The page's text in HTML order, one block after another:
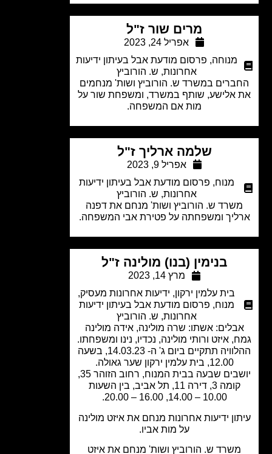
מרים שור ז"ל
אפריל 24, 2023
מנוחה
פרסום מודעת אבל בעיתון ידיעות
אחרונות,ש. הורוביץ
במשרד ש. הורוביץ ושות' מנחמים
אלישע, שותף במשרד, ומשפחת שור על
מות אם המשפחה.
שלמה ארליך ז"ל
אפריל 9, 2023
מנוח,
פרסום מודעת אבל בעיתון ידיעות
אחרונות,ש. הורוביץ
ש. הורוביץ ושות' מנחם את דפנה
ומשפחתה על פטירת אבי המשפחה.
בנימין (בנו) מולינה ז"ל
מרץ 14, 2023
בית עלמין ירקון,ידיעות אחרונות מעסיק,
מנוח,
פרסום מודעת אבל בעיתון ידיעות
אחרונות,ש. הורוביץ
אשתו: שרה מולינה, אידה מולינה
איזט ורותי מולינה, נכדיו, נינו ומשפחתו.
ההלוויה תתקיים ביום ג' ה- 14.03.23, בשעה
יושבים שבעה בבית המנוח, רחוב הזוהר 35,
קומה 3, דירה 11, תל אביב, בין השעות
ידיעות אחרונות מנחם את איזט מולינה
על מות אביו.
ש. הורוביץ ושות' מנחם את איזט